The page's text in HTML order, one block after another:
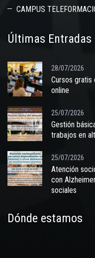
CAMPUS
Últimas Entradas
28/07/2026
Cursos gratis
online
25/07/2026
Gestión
trabajos en
25/07/2026
Atención
con
sociales
Dónde estamos